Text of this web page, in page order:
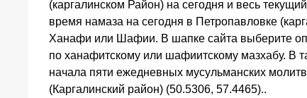
(каргалинском Район) на сегодня и весь
время намаза на сегодня в Петропавловке
Ханафи или Шафии. В шапке сайта выберите
по ханафитскому или шафиитскому мазхабу. В
начала пяти ежедневных мусульманских
(Каргалинский район) (50.5306, 57.4465)..